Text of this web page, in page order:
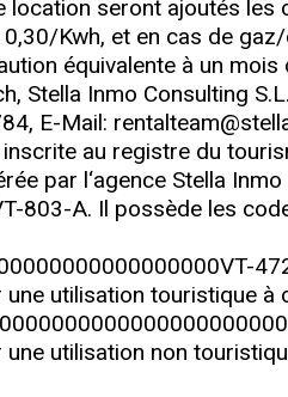
location seront ajoutés les
0,30/Kwh, et en cas de
équivalente à un mois
Stella Inmo Consulting
E-Mail:
au registre du
par l‘agence Stella
803-A. Il possède les
utilisation touristique à
utilisation non